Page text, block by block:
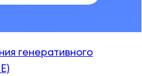
генеративного